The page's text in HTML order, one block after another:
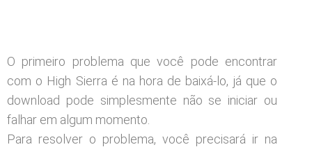
O primeiro problema que você pode encontrar
com o High Sierra é na hora de baixá-lo, já que o
download pode simplesmente não se iniciar ou
falhar em algum momento.
Para resolver o problema, você precisará ir na